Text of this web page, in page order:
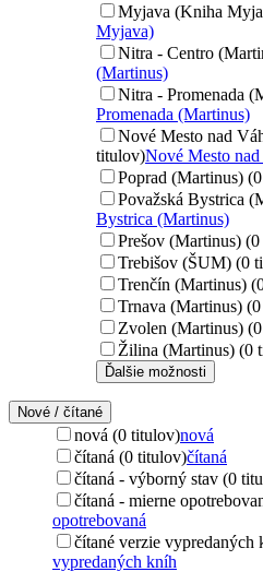
Myjava (Kniha
Myjava)
Nitra - Centro
(Martinus)
Nitra - Promenada
Promenada (Martinus)
Nové Mesto nad
titulov)Nové Mesto
Poprad (Martinus)
Považská Bystrica
Bystrica (Martinus)
Prešov (Martinus)
Trebišov (ŠUM) (0
Trenčín (Martinus)
Trnava (Martinus)
Zvolen (Martinus)
Žilina (Martinus) (0
Ďalšie možnosti
Nové / čítané
nová (0 titulov)nová
čítaná (0 titulov)čítaná
čítaná - výborný stav (0
čítaná - mierne
opotrebovaná
čítané verzie
vypredaných kníh